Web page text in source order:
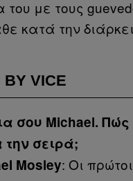
του με τους
κατά την
BY VICE
σου Michael.
την σειρά;
Mosley: Οι